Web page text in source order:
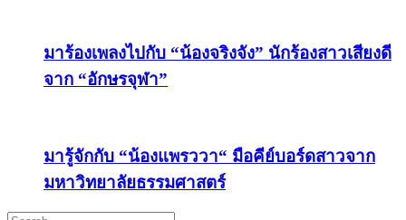
มาร้องเพลงไปกับ “น้องจริงจัง” นักร้องสาวเสียงดี
จาก “อักษรจุฬา”
มารู้จักกับ “น้องแพรววา“ มือคีย์บอร์ดสาวจาก
มหาวิทยาลัยธรรมศาสตร์